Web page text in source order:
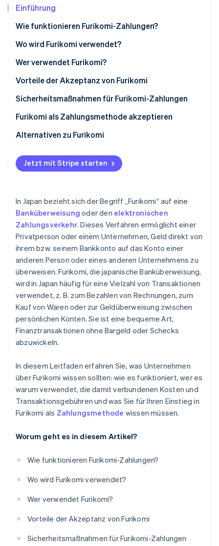
Start-up-Gründung
Climate
Identity
Stripe-Sessions 2026
Erfahren Sie, wie Stripe Lösungen für
Partner
Einführung
Wie funktionieren Furikomi-Zahlungen?
Wo wird Furikomi verwendet?
Wer verwendet Furikomi?
Vorteile der Akzeptanz von Furikomi
Sicherheitsmaßnahmen für Furikomi-Zahlungen
Furikomi als Zahlungsmethode akzeptieren
Alternativen zu Furikomi
Jetzt mit Stripe starten
In Japan bezieht sich der Begriff „Furikomi“ auf eine
Banküberweisung oder den elektronischen
Zahlungsverkehr. Dieses Verfahren ermöglicht einer
Privatperson oder einem Unternehmen, Geld direkt von
ihrem bzw. seinem Bankkonto auf das Konto einer
anderen Person oder eines anderen Unternehmens zu
überweisen. Furikomi, die japanische Banküberweisung,
wird in Japan häufig für eine Vielzahl von Transaktionen
verwendet, z. B. zum Bezahlen von Rechnungen, zum
Kauf von Waren oder zur Geldüberweisung zwischen
persönlichen Konten. Sie ist eine bequeme Art,
Finanztransaktionen ohne Bargeld oder Schecks
abzuwickeln.
In diesem Leitfaden erfahren Sie, was Unternehmen
über Furikomi wissen sollten: wie es funktioniert, wer es
warum verwendet, die damit verbundenen Kosten und
Transaktionsgebühren und was Sie für Ihren Einstieg in
Furikomi als Zahlungsmethode wissen müssen.
Worum geht es in diesem Artikel?
Wie funktionieren Furikomi-Zahlungen?
Wo wird Furikomi verwendet?
Wer verwendet Furikomi?
Vorteile der Akzeptanz von Furikomi
Sicherheitsmaßnahmen für Furikomi-Zahlungen